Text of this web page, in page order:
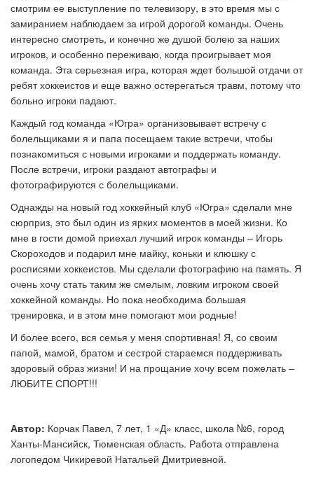
смотрим ее выступление по телевизору, в это время мы с
замиранием наблюдаем за игрой дорогой команды. Очень
интересно смотреть, и конечно же душой болею за наших
игроков, и особенно переживаю, когда проигрывает моя
команда. Эта серьезная игра, которая ждет большой отдачи от
ребят хоккеистов и еще важно остерегаться травм, потому что
больно игроки падают.
Каждый год команда «Югра» организовывает встречу с
болельщиками я и папа посещаем такие встречи, чтобы
познакомиться с новыми игроками и поддержать команду.
После встречи, игроки раздают автографы и
фотографируются с болельщиками.
Однажды на новый год хоккейный клуб «Югра» сделали мне
сюрприз, это был один из ярких моментов в моей жизни. Ко
мне в гости домой приехал лучший игрок команды – Игорь
Скороходов и подарил мне майку, коньки и клюшку с
росписями хоккеистов. Мы сделали фотографию на память. Я
очень хочу стать таким же смелым, ловким игроком своей
хоккейной команды. Но пока необходима большая
тренировка, и в этом мне помогают мои родные!
И более всего, вся семья у меня спортивная! Я, со своим
папой, мамой, братом и сестрой стараемся поддерживать
здоровый образ жизни! И на прощание хочу всем пожелать –
ЛЮБИТЕ СПОРТ!!!
Автор: Корчак Павел, 7 лет, 1 «Д» класс, школа №6, город
Ханты-Мансийск, Тюменская область. Работа отправлена
логопедом Чикиревой Натальей Дмитриевной.